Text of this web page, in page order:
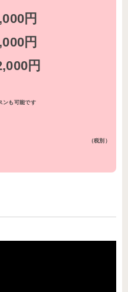
円
円
円
ンも可能です
（税別）